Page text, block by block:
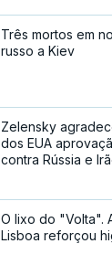
Três mortos em
russo a Kiev
Zelensky
dos EUA
contra Rússia e
O lixo do "Volta".
Lisboa reforçou